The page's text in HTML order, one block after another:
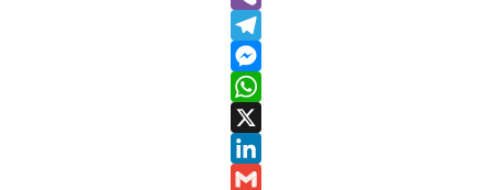
Viber
Telegram
Messenger
WhatsApp
X
LinkedIn